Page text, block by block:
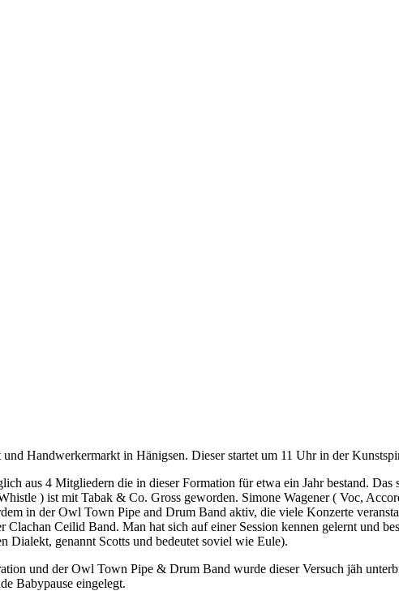
Handwerkermarkt in Hänigsen. Dieser startet um 11 Uhr in der
aus 4 Mitgliedern die in dieser Formation für etwa ein Jahr bestand.
) ist mit Tabak & Co. Gross geworden. Simone Wagener ( Voc,
in der Owl Town Pipe and Drum Band aktiv, die viele Konzerte
Clachan Ceilid Band. Man hat sich auf einer Session kennen gelernt und
Dialekt, genannt Scotts und bedeutet soviel wie Eule).
und der Owl Town Pipe & Drum Band wurde dieser Versuch jäh
Babypause eingelegt.